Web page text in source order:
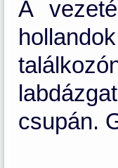
A
csupán.